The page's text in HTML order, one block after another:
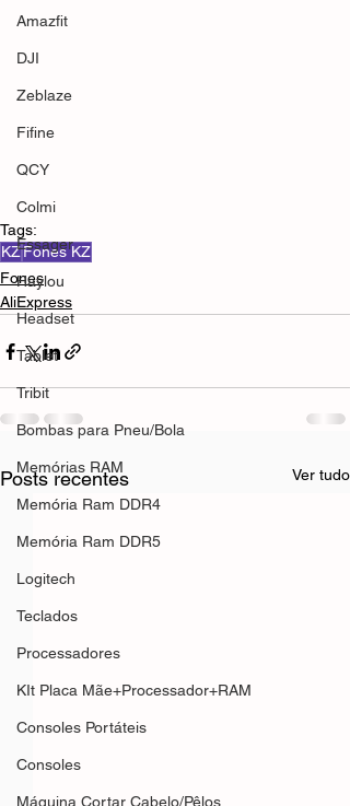
Amazfit
DJI
Zeblaze
Fifine
QCY
Colmi
Essager
Haylou
Headset
Tablet
Tribit
Bombas para Pneu/Bola
Memórias RAM
Memória Ram DDR4
Memória Ram DDR5
Logitech
Teclados
Processadores
KIt Placa Mãe+Processador+RAM
Consoles Portáteis
Consoles
Máquina Cortar Cabelo/Pêlos
Tags:
KZFones KZ
Fones
AliExpress
Posts recentes Ver tudo